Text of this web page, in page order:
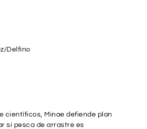
Delfino
científicos, Minae defiende plan
si pesca de arrastre es